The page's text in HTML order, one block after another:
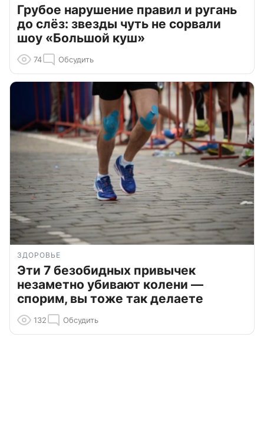
Грубое нарушение правил и ругань
до слёз: звезды чуть не сорвали
шоу «Большой куш»
74 Обсудить
ЗДОРОВЬЕ
Эти 7 безобидных привычек
незаметно убивают колени —
спорим, вы тоже так делаете
132 Обсудить